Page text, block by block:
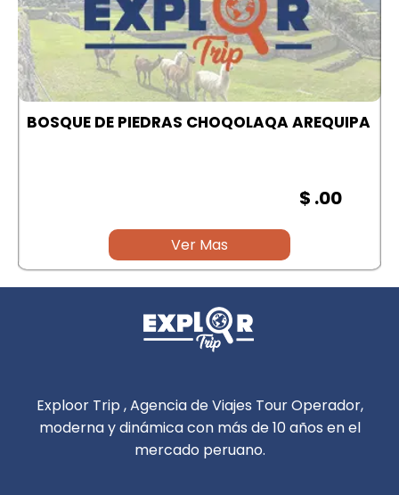
CAÑON DEL COLCA | AREQUIPA
$ .00
Ver Mas
Exploor Trip , Agencia de Viajes Tour Operador,
moderna y dinámica con más de 10 años en el
mercado peruano.